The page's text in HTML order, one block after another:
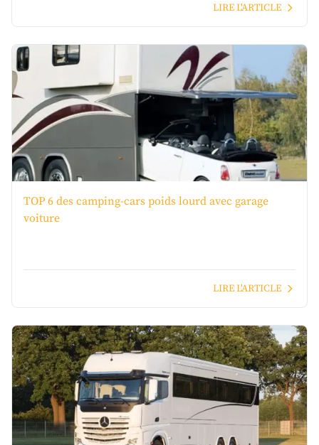
LIRE L'ARTICLE
TOP 6 des camping-cars poids lourd avec garage
voiture
LIRE L'ARTICLE